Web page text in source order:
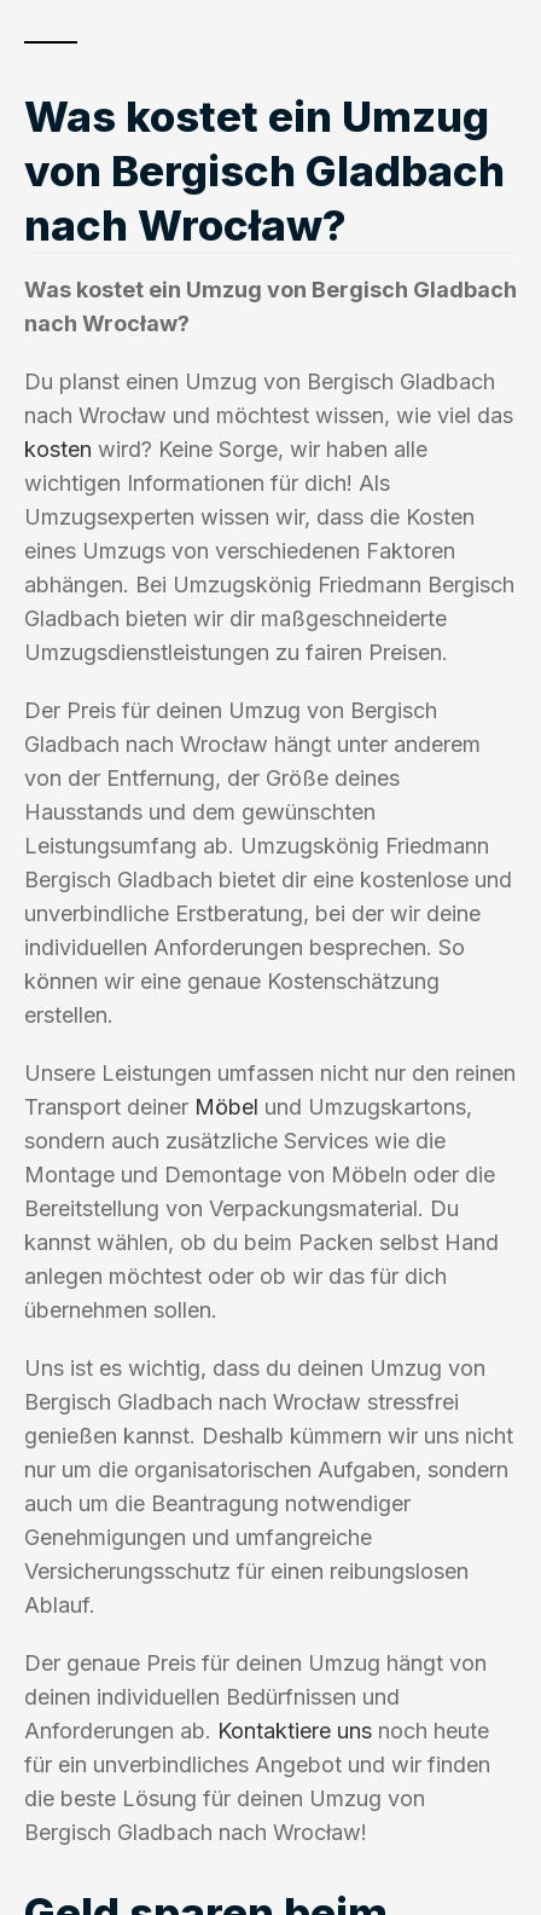
Was kostet ein Umzug
von Bergisch Gladbach
nach Wrocław?
Was kostet ein Umzug von Bergisch Gladbach
nach Wrocław?
Du planst einen Umzug von Bergisch Gladbach
nach Wrocław und möchtest wissen, wie viel das
kosten wird? Keine Sorge, wir haben alle
wichtigen Informationen für dich! Als
Umzugsexperten wissen wir, dass die Kosten
eines Umzugs von verschiedenen Faktoren
abhängen. Bei Umzugskönig Friedmann Bergisch
Gladbach bieten wir dir maßgeschneiderte
Umzugsdienstleistungen zu fairen Preisen.
Der Preis für deinen Umzug von Bergisch
Gladbach nach Wrocław hängt unter anderem
von der Entfernung, der Größe deines
Hausstands und dem gewünschten
Leistungsumfang ab. Umzugskönig Friedmann
Bergisch Gladbach bietet dir eine kostenlose und
unverbindliche Erstberatung, bei der wir deine
individuellen Anforderungen besprechen. So
können wir eine genaue Kostenschätzung
erstellen.
Unsere Leistungen umfassen nicht nur den reinen
Transport deiner Möbel und Umzugskartons,
sondern auch zusätzliche Services wie die
Montage und Demontage von Möbeln oder die
Bereitstellung von Verpackungsmaterial. Du
kannst wählen, ob du beim Packen selbst Hand
anlegen möchtest oder ob wir das für dich
übernehmen sollen.
Uns ist es wichtig, dass du deinen Umzug von
Bergisch Gladbach nach Wrocław stressfrei
genießen kannst. Deshalb kümmern wir uns nicht
nur um die organisatorischen Aufgaben, sondern
auch um die Beantragung notwendiger
Genehmigungen und umfangreiche
Versicherungsschutz für einen reibungslosen
Ablauf.
Der genaue Preis für deinen Umzug hängt von
deinen individuellen Bedürfnissen und
Anforderungen ab. Kontaktiere uns noch heute
für ein unverbindliches Angebot und wir finden
die beste Lösung für deinen Umzug von
Bergisch Gladbach nach Wrocław!